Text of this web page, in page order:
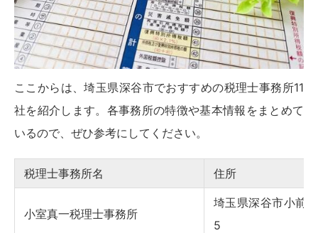
ここからは、埼玉県深谷市でおすすめの税理士事務所11
社を紹介します。各事務所の特徴や基本情報をまとめて
いるので、ぜひ参考にしてください。
税理士事務所名 住所
小室真一税理士事務所
埼玉県深谷市小前
5